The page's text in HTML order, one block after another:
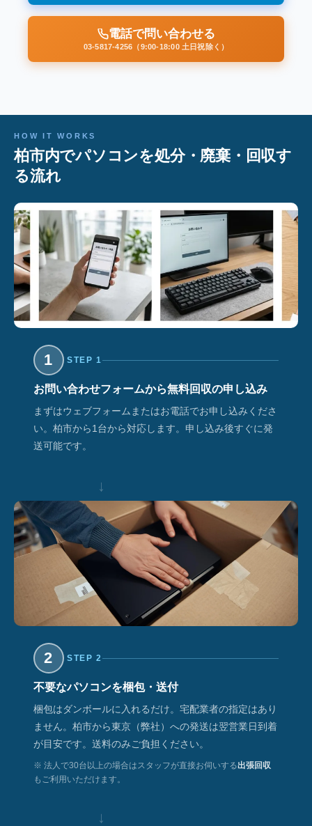
電話で問い合わせる
03-5817-4256（9:00-18:00 土日祝除く）
HOW IT WORKS
柏市内でパソコンを処分・廃棄・回収す
る流れ
1 STEP 1
お問い合わせフォームから無料回収の申し込み
まずはウェブフォームまたはお電話でお申し込みくださ
い。柏市から1台から対応します。申し込み後すぐに発
送可能です。
↓
2 STEP 2
不要なパソコンを梱包・送付
梱包はダンボールに入れるだけ。宅配業者の指定はあり
ません。柏市から東京（弊社）への発送は翌営業日到着
が目安です。送料のみご負担ください。
※ 法人で30台以上の場合はスタッフが直接お伺いする出張回収
もご利用いただけます。
↓